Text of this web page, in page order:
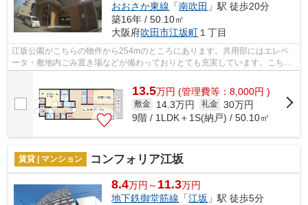
おおさか東線 「南吹田 」駅 徒歩20分
築16年 / 50.10㎡
大阪府吹田市江坂町１丁目
江坂公園がこちらの物件から254mのところにあります。共用部にはエレベ
ータ・敷地内ごみ置き場などが備わっておりとても充実しています。こちら
13.5万円 (管理費等：8,000円 )
敷金 14.3万円 礼金 30万円
9階 / 1LDK＋1S(納戸) / 50.10㎡
賃貸 | マンション コンフォリア江坂
8.4万円～ 11.3万円
地下鉄御堂筋線 「江坂 」駅 徒歩5分